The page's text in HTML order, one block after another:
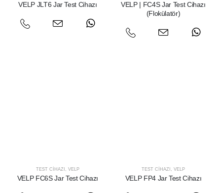
VELP JLT6 Jar Test Cihazı
VELP | FC4S Jar Test Cihazı
(Flokülatör)
TEST CIHAZI , VELP
VELP FC6S Jar Test Cihazı
TEST CIHAZI , VELP
VELP FP4 Jar Test Cihazı